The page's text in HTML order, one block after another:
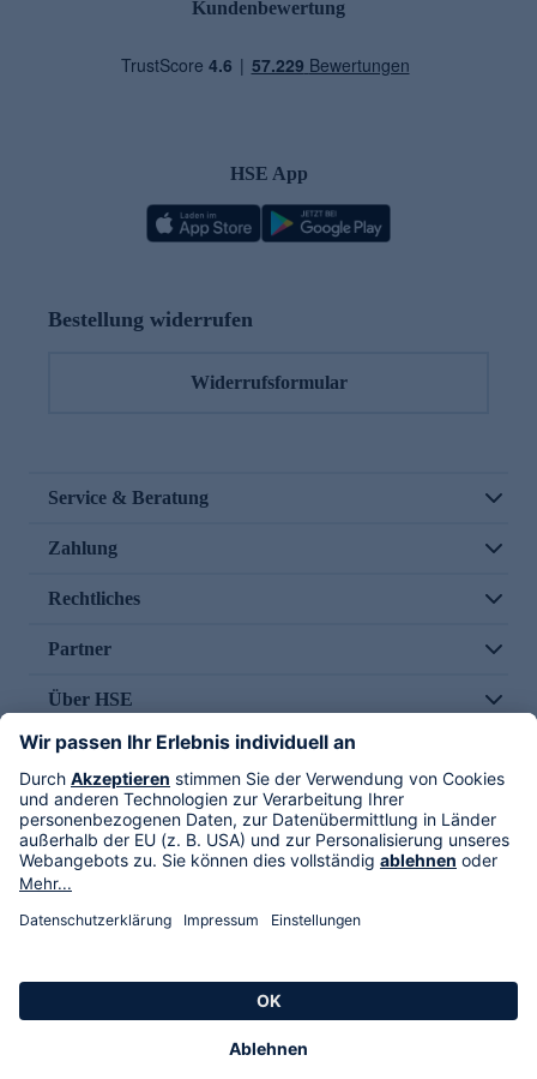
Kundenbewertung
HSE App
Bestellung widerrufen
Widerrufsformular
Service & Beratung
Zahlung
Rechtliches
Partner
Über HSE
Im TV
HSE International